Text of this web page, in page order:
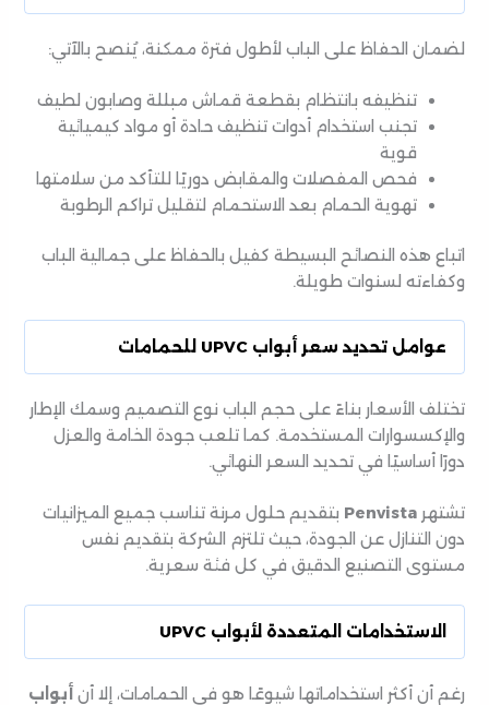
لضمان الحفاظ على الباب لأطول فترة ممكنة، يُنصح بالآتي:
تنظيفه بانتظام بقطعة قماش مبللة وصابون لطيف
تجنب استخدام أدوات تنظيف حادة أو مواد كيميائية
قوية
فحص المفصلات والمقابض دوريًا للتأكد من سلامتها
تهوية الحمام بعد الاستحمام لتقليل تراكم الرطوبة
اتباع هذه النصائح البسيطة كفيل بالحفاظ على جمالية الباب
وكفاءته لسنوات طويلة.
عوامل تحديد سعر أبواب UPVC للحمامات
تختلف الأسعار بناءً على حجم الباب نوع التصميم وسمك الإطار
والإكسسوارات المستخدمة. كما تلعب جودة الخامة والعزل
دورًا أساسيًا في تحديد السعر النهائي.
تشتهرPenvista بتقديم حلول مرنة تناسب جميع الميزانيات
دون التنازل عن الجودة، حيث تلتزم الشركة بتقديم نفس
مستوى التصنيع الدقيق في كل فئة سعرية.
الاستخدامات المتعددة لأبواب UPVC
رغم أن أكثر استخداماتها شيوعًا هو في الحمامات، إلا أن أبواب